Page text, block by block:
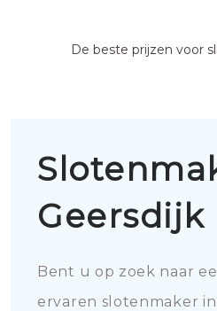
De beste prijzen voor
Geersdijk
Bent u op zoek naar
ervaren slotenmaker